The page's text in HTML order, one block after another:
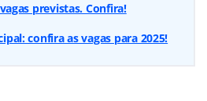
previstas. Confira!
confira as vagas para 2025!